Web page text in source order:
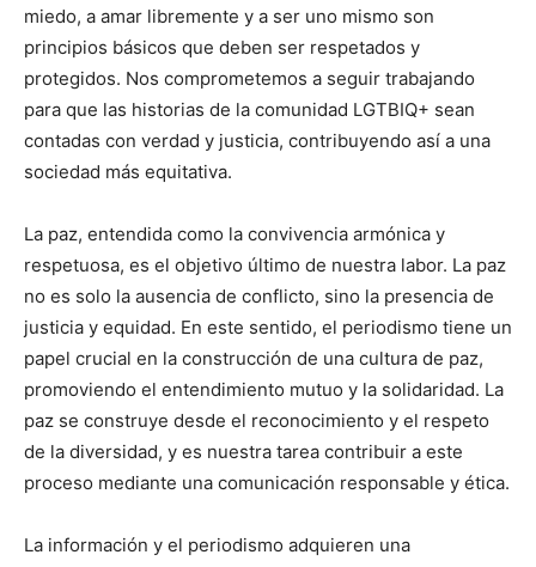
miedo, a amar libremente y a ser uno mismo son
principios básicos que deben ser respetados y
protegidos. Nos comprometemos a seguir trabajando
para que las historias de la comunidad LGTBIQ+ sean
contadas con verdad y justicia, contribuyendo así a una
sociedad más equitativa.
La paz, entendida como la convivencia armónica y
respetuosa, es el objetivo último de nuestra labor. La paz
no es solo la ausencia de conflicto, sino la presencia de
justicia y equidad. En este sentido, el periodismo tiene un
papel crucial en la construcción de una cultura de paz,
promoviendo el entendimiento mutuo y la solidaridad. La
paz se construye desde el reconocimiento y el respeto
de la diversidad, y es nuestra tarea contribuir a este
proceso mediante una comunicación responsable y ética.
La información y el periodismo adquieren una